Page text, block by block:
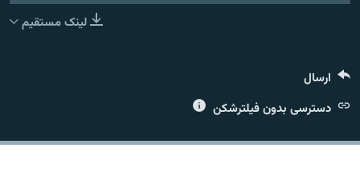
لینک مستقیم
ارسال
دسترسی بدون فیلترشکن